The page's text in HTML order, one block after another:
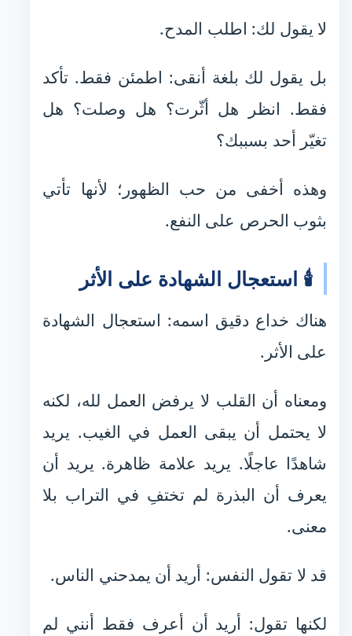
لا يقول لك: اطلب المدح.
بل يقول لك بلغة أنقى: اطمئن فقط. تأكد
فقط. انظر هل أثّرت؟ هل وصلت؟ هل
تغيّر أحد بسببك؟
وهذه أخفى من حب الظهور؛ لأنها تأتي
بثوب الحرص على النفع.
🕯️ استعجال الشهادة على الأثر
هناك خداع دقيق اسمه: استعجال الشهادة
على الأثر.
ومعناه أن القلب لا يرفض العمل لله، لكنه
لا يحتمل أن يبقى العمل في الغيب. يريد
شاهدًا عاجلًا. يريد علامة ظاهرة. يريد أن
يعرف أن البذرة لم تختفِ في التراب بلا
معنى.
قد لا تقول النفس: أريد أن يمدحني الناس.
لكنها تقول: أريد أن أعرف فقط أنني لم